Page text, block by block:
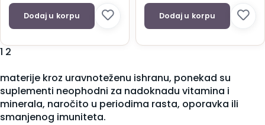
Dodaj u korpu Dodaj u korpu
1 2
materije kroz uravnoteženu ishranu, ponekad su
suplementi neophodni za nadoknadu vitamina i
minerala, naročito u periodima rasta, oporavka ili
smanjenog imuniteta.